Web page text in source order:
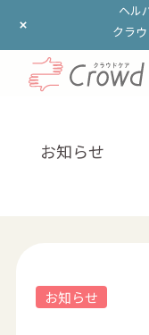
ヘル
クラ
ヘル
クラ
お知らせ
お知らせ